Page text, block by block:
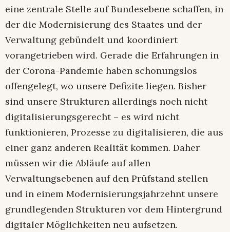
eine zentrale Stelle auf Bundesebene schaffen, in
der die Modernisierung des Staates und der
Verwaltung gebündelt und koordiniert
vorangetrieben wird. Gerade die Erfahrungen in
der Corona-Pandemie haben schonungslos
offengelegt, wo unsere Defizite liegen. Bisher
sind unsere Strukturen allerdings noch nicht
digitalisierungsgerecht – es wird nicht
funktionieren, Prozesse zu digitalisieren, die aus
einer ganz anderen Realität kommen. Daher
müssen wir die Abläufe auf allen
Verwaltungsebenen auf den Prüfstand stellen
und in einem Modernisierungsjahrzehnt unsere
grundlegenden Strukturen vor dem Hintergrund
digitaler Möglichkeiten neu aufsetzen.